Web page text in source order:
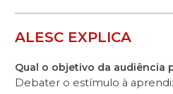
ALESC EXPLICA
Qual o objetivo da audiência
Debater o estímulo à